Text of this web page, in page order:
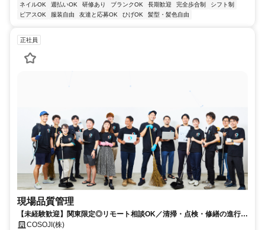
ネイルOK
週払いOK 研修あり ブランクOK 長期歓迎 完全歩合制
シフト制
ピアスOK
服装自由 友達と応募OK ひげOK 髪型・髪色自由
正社員
現場品質管理
【未経験歓迎】関東限定◎リモート相談OK／清掃・点検・修繕の進行管
理を担うサポートスタッフ
COSOJI(株)